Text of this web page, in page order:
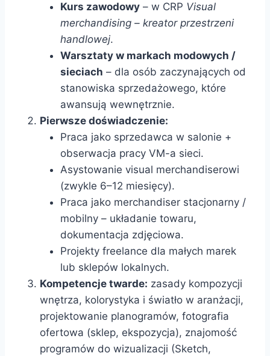
Kurs zawodowy – w CRP Visual
merchandising – kreator przestrzeni
handlowej.
Warsztaty w markach modowych /
sieciach – dla osób zaczynających od
stanowiska sprzedażowego, które
awansują wewnętrznie.
Pierwsze doświadczenie:
Praca jako sprzedawca w salonie +
obserwacja pracy VM-a sieci.
Asystowanie visual merchandiserowi
(zwykle 6–12 miesięcy).
Praca jako merchandiser stacjonarny /
mobilny – układanie towaru,
dokumentacja zdjęciowa.
Projekty freelance dla małych marek
lub sklepów lokalnych.
Kompetencje twarde: zasady kompozycji
wnętrza, kolorystyka i światło w aranżacji,
projektowanie planogramów, fotografia
ofertowa (sklep, ekspozycja), znajomość
programów do wizualizacji (Sketch,